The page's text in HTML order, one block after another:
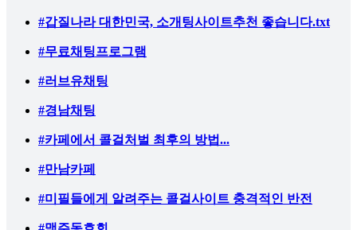
#갑질나라 대한민국, 소개팅사이트추천 좋습니다.txt
#무료채팅프로그램
#러브유채팅
#경남채팅
#카페에서 콜걸처벌 최후의 방법...
#만남카페
#미필들에게 알려주는 콜걸사이트 충격적인 반전